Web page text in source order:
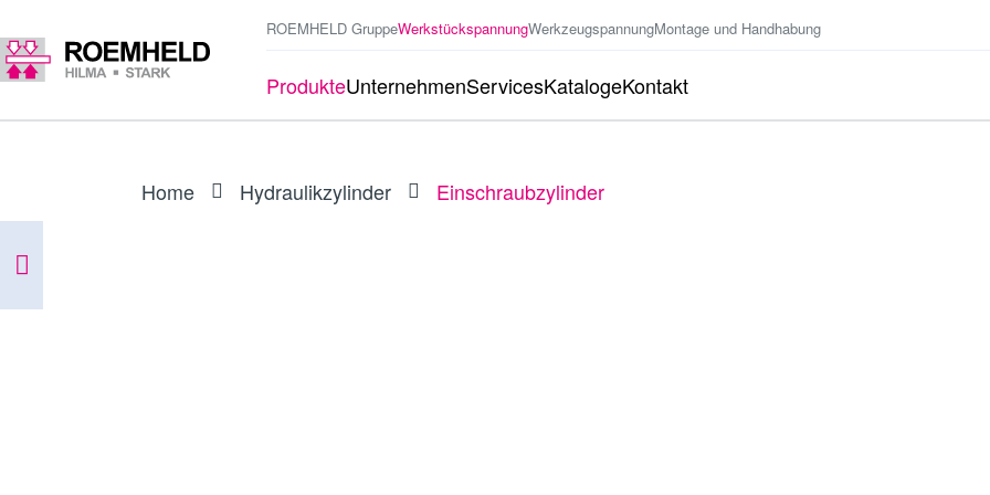
ROEMHELD GruppeWerkstückspannungWerkzeugspannungMontage und Handhabung
ProdukteUnternehmenServicesKatalogeKontakt
Home Hydraulikzylinder Einschraubzylinder